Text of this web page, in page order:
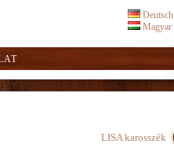
Deutsch
Magyar
LISA karosszék